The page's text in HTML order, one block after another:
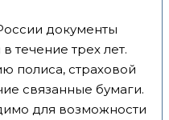
документы
течение трех лет.
полиса, страховой
связанные бумаги.
для возможности